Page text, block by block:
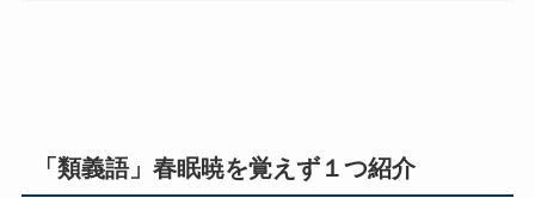
「類義語」春眠暁を覚えず１つ紹介